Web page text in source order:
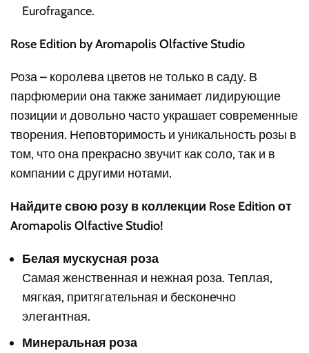
Eurofragance.
Rose Edition by Aromapolis Olfactive Studio
Роза – королева цветов не только в саду. В
парфюмерии она также занимает лидирующие
позиции и довольно часто украшает современные
творения. Неповторимость и уникальность розы в
том, что она прекрасно звучит как соло, так и в
компании с другими нотами.
Найдите свою розу в коллекции Rose Edition от
Aromapolis Olfactive Studio!
Белая мускусная роза
Самая женственная и нежная роза. Теплая,
мягкая, притягательная и бесконечно
элегантная.
Минеральная роза